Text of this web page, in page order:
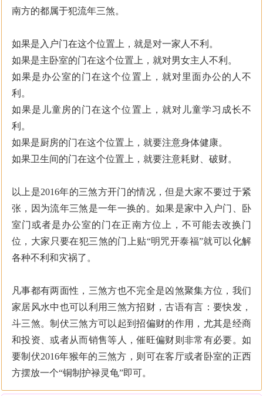
南方的都属于犯流年三煞。
如果是入户门在这个位置上，就是对一家人不利。
如果是主卧室的门在这个位置上，就对男女主人不利。
如果是办公室的门在这个位置上，就对里面办公的人不
利。
如果是儿童房的门在这个位置上，就对儿童学习成长不
利。
如果是厨房的门在这个位置上，就要注意身体健康。
如果卫生间的门在这个位置上，就要注意耗财、破财。
以上是2016年的三煞方开门的情况，但是大家不要过于紧
张，因为流年三煞是一年一换的。如果是家中入户门、卧
室门或者是办公室的门在正南方位上，不可能去改换门
位，大家只要在犯三煞的门上贴“明咒开泰福”就可以化解
各种不利和灾祸了。
凡事都有两面性，三煞方也不完全是凶煞聚集方位，我们
家居风水中也可以利用三煞方招财，古语有言：要快发，
斗三煞。制伏三煞方可以起到招偏财的作用，尤其是经商
和投资、或者从而销售等人，催旺偏财则非常有必要。如
要制伏2016年猴年的三煞方，则可在客厅或者卧室的正西
方摆放一个“铜制护禄灵龟”即可。